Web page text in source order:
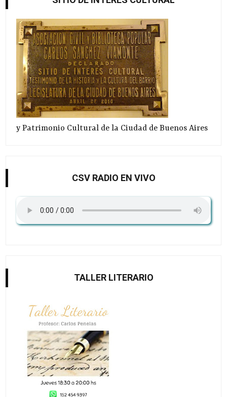
y Patrimonio Cultural de la Ciudad de Buenos Aires
CSV RADIO EN VIVO
TALLER LITERARIO